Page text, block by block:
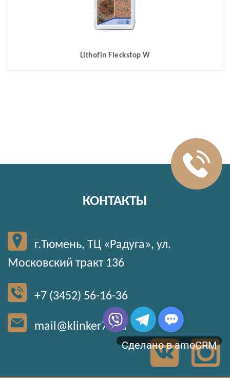
Lithofin Fleckstop W
КОНТАКТЫ
г.Тюмень, ТЦ «Радуга», ул.
Московский тракт 136
+7 (3452) 56-16-36
mail@klinker72.ru
Сделано в amoCRM